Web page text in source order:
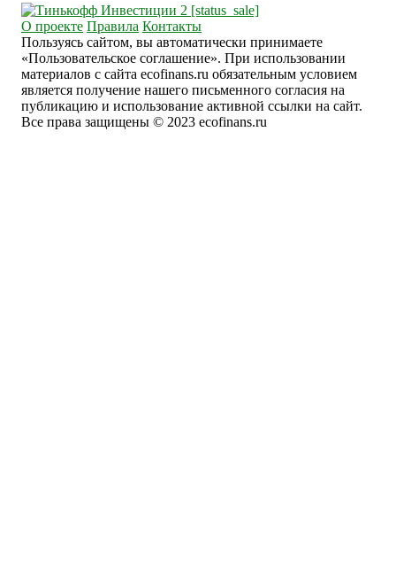
О проекте Правила Контакты
Пользуясь сайтом, вы автоматически принимаете
«Пользовательское соглашение». При использовании
материалов с сайта ecofinans.ru обязательным условием
является получение нашего письменного согласия на
публикацию и использование активной ссылки на сайт.
Все права защищены © 2023 ecofinans.ru